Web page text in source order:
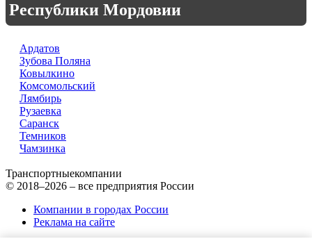
Республики Мордовии
Ардатов
Зубова Поляна
Ковылкино
Комсомольский
Лямбирь
Рузаевка
Саранск
Темников
Чамзинка
Транспортныекомпании
© 2018–2026 – все предприятия России
Компании в городах России
Реклама на сайте